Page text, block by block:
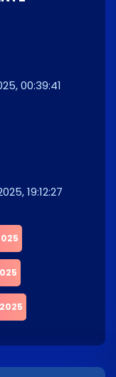
00:39:41
19:12:27